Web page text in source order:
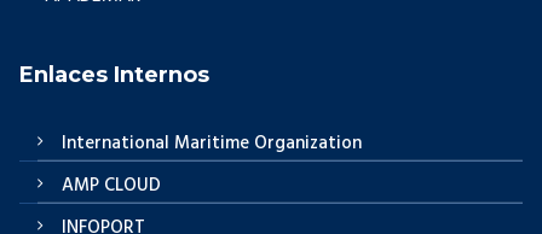
Enlaces Internos
International Maritime Organization
AMP CLOUD
INFOPORT